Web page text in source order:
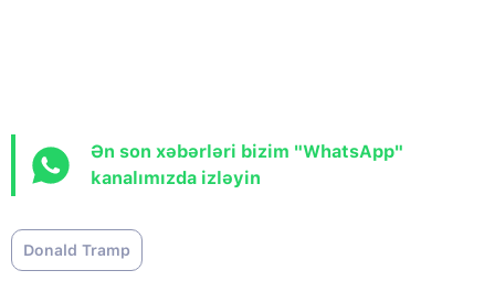
Ən son xəbərləri bizim "WhatsApp"
kanalımızda izləyin
Donald Tramp